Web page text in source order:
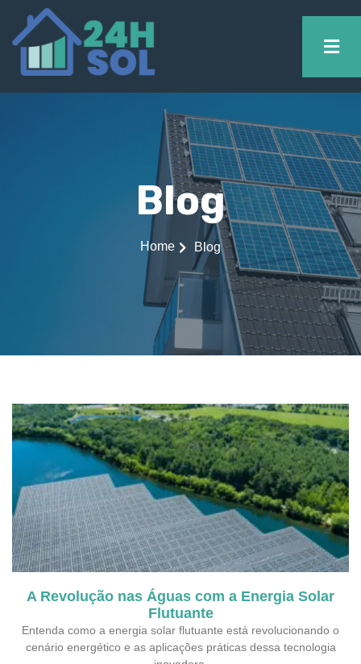
Blog
Home Blog
A Revolução nas Águas com a Energia Solar
Flutuante
Entenda como a energia solar flutuante está revolucionando o
cenário energético e as aplicações práticas dessa tecnologia